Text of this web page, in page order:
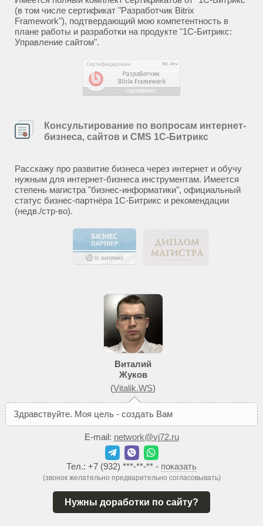
(в том числе сертификат "Разработчик Bitrix
Framework"), подтвердающий мою компетентность в
плане работы и разработки на продукте "1С-Битрикс:
Управление сайтом".
Консультирование по вопросам интернет-
бизнеса, сайтов и CMS 1С-Битрикс
Расскажу про развитие бизнеса через интернет и обучу
нужным для интернет-бизнеса инструментам. Имеется
степень магистра "бизнес-информатики", официальный
статус бизнес-партнёра 1С-Битрикс и рекомендации
(недв./стр-во).
Виталий
Жуков
(Vitalik.WS)
Здравствуйте. Моя цель - создать Вам
E-mail: network@vj72.ru
Тел.: +7 (932) ***-**-** - показать
(звонок желательно предварительно согласовывать)
Нужны доработки по сайту?